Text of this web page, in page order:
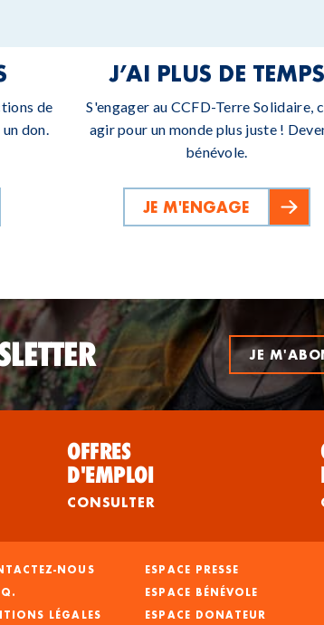
de
don.
J’AI PLUS DE TEMPS
S'engager au CCFD-Terre Solidaire,
agir pour un monde plus juste !
bénévole.
JE M'ENGAGE
JE
OFFRES
D'EMPLOI
CONSULTER
NOUS
LÉGALES
ESPACE PRESSE
ESPACE BÉNÉVOLE
ESPACE DONATEUR